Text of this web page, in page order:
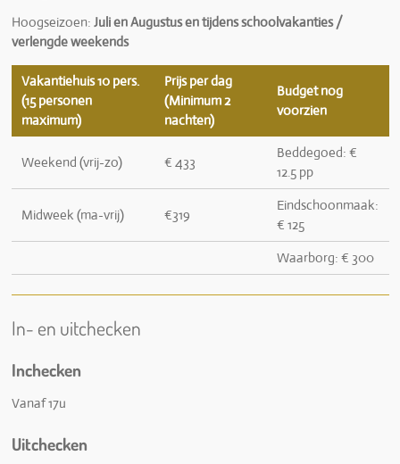
Hoogseizoen: Juli en Augustus en tijdens schoolvakanties /
verlengde weekends
Vakantiehuis 10 pers.
(15 personen
maximum)
Prijs per dag
(Minimum 2
nachten)
Budget nog
voorzien
Weekend (vrij-zo) € 433
Beddegoed: €
12.5 pp
Midweek (ma-vrij) €319
Eindschoonmaak:
€ 125
Waarborg: € 300
In- en uitchecken
Inchecken
Vanaf 17u
Uitchecken